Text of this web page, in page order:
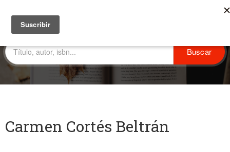
Carmen Cortés Beltrán